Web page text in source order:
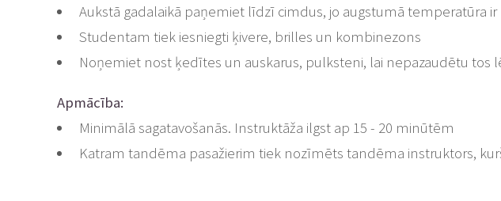
Aukstā gadalaikā paņemiet līdzī cimdus, jo augstumā temperatūra
Studentam tiek iesniegti ķivere, brilles un kombinezons
Noņemiet nost ķedītes un auskarus, pulksteni, lai nepazaudētu tos
Apmācība:
Minimālā sagatavošanās. Instruktāža ilgst ap 15 - 20 minūtēm
Katram tandēma pasažierim tiek nozīmēts tandēma instruktors,